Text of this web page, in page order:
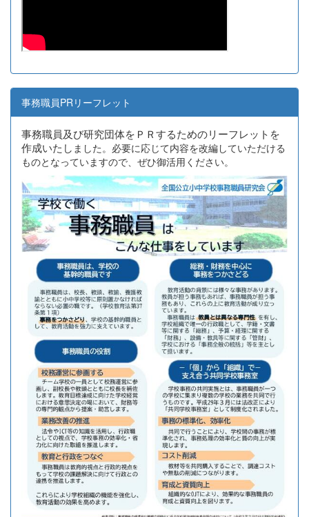
事務職員PRリーフレット
事務職員及び研究団体をＰＲするためのリーフレットを
作成いたし ました。必要に応じて内容を改編していただける
ものとなっていますので、ぜひ御活用ください。